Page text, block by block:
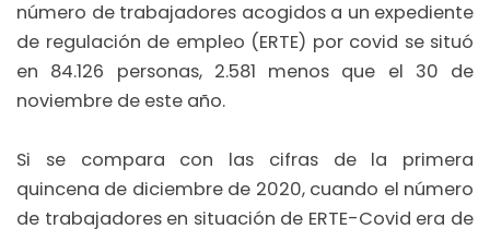
número de trabajadores acogidos a un expediente
de regulación de empleo (ERTE) por covid se situó
en 84.126 personas, 2.581 menos que el 30 de
noviembre de este año.
Si se compara con las cifras de la primera
quincena de diciembre de 2020, cuando el número
de trabajadores en situación de ERTE-Covid era de